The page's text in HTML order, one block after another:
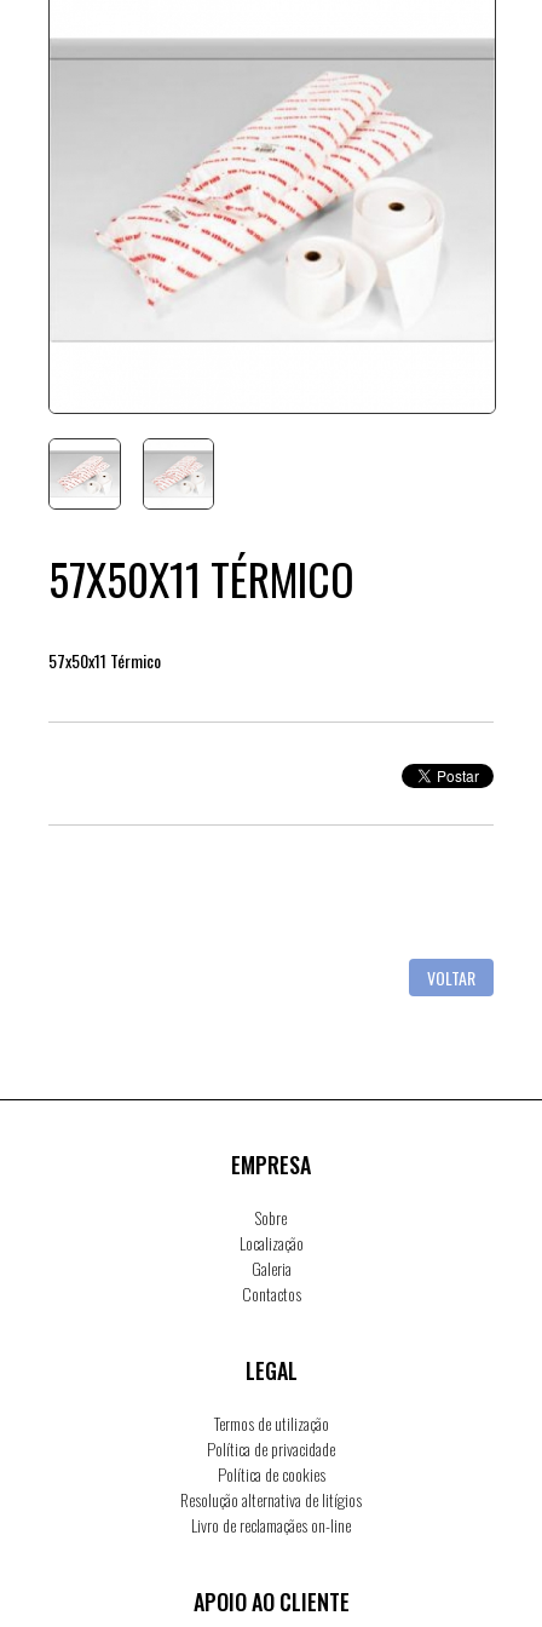
57X50X11 TÉRMICO
57x50x11 Térmico
VOLTAR
EMPRESA
Sobre
Localização
Galeria
Contactos
LEGAL
Termos de utilização
Política de privacidade
Política de cookies
Resolução alternativa de litígios
Livro de reclamaçães on-line
APOIO AO CLIENTE